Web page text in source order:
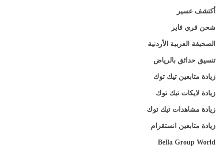
أكتشف عسير
شحن فري فاير
الصحيفة العربية الأردنية
تنسيق حدائق بالرياض
زيادة متابعين تيك توك
زيادة لايكات تيك توك
زيادة مشاهدات تيك توك
زيادة متابعين انستقرام
Bella Group World